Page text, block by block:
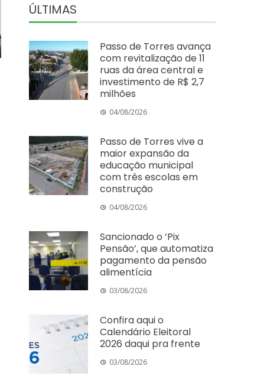
ÚLTIMAS
Passo de Torres avança
com revitalização de 11
ruas da área central e
investimento de R$ 2,7
milhões
04/08/2026
Passo de Torres vive a
maior expansão da
educação municipal
com três escolas em
construção
04/08/2026
Sancionado o ‘Pix
Pensão’, que automatiza
pagamento da pensão
alimentícia
03/08/2026
Confira aqui o
Calendário Eleitoral
2026 daqui pra frente
03/08/2026